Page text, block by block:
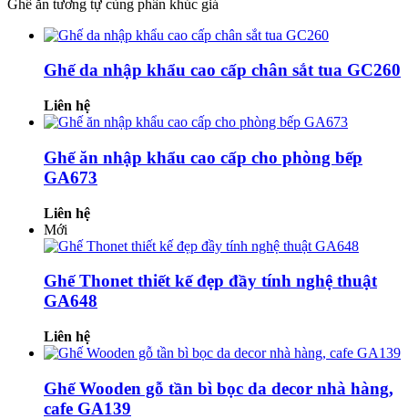
Ghế ăn tương tự cùng phân khúc giá
Ghế da nhập khẩu cao cấp chân sắt tua GC260
Liên hệ
Ghế ăn nhập khẩu cao cấp cho phòng bếp
GA673
Liên hệ
Mới
Ghế Thonet thiết kế đẹp đầy tính nghệ thuật
GA648
Liên hệ
Ghế Wooden gỗ tần bì bọc da decor nhà hàng,
cafe GA139